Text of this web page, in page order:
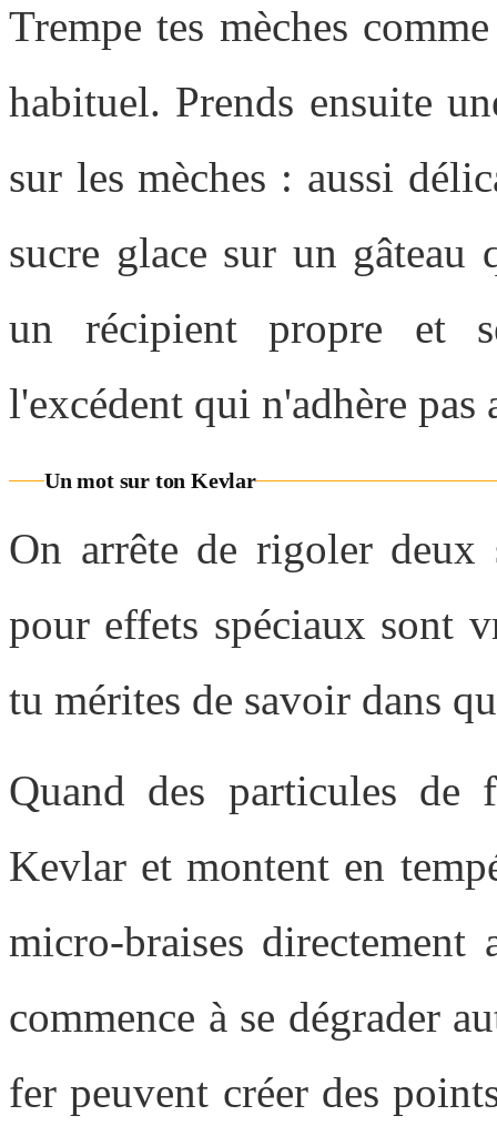
Trempe tes mèches
habituel. Prends ensuite
sur les mèches : aussi
sucre glace sur un gâteau
un récipient propre et
l'excédent qui n'adhère pas
Un mot sur ton Kevlar
On arrête de rigoler deux
pour effets spéciaux sont
tu mérites de savoir dans
Quand des particules
Kevlar et montent en
micro-braises
commence à se dégrader
fer peuvent créer des